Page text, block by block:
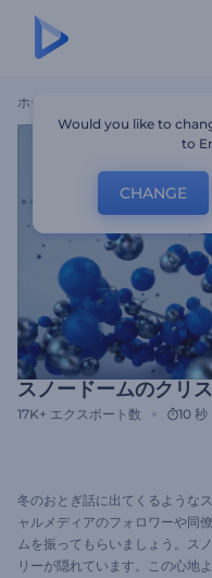
ホーム スノー
スノードームのクリ
17K+ エクスポート数 10 秒
冬のおとぎ話に出てくるような
ャルメディアのフォロワーや同
ムを振ってもらいましょう。ス
リーが隠れています。この心地
Would you like to
to
CHANGE